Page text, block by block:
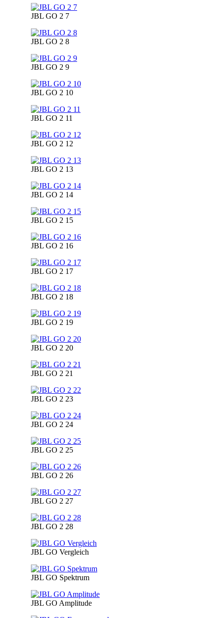
JBL GO 2 7
JBL GO 2 8
JBL GO 2 9
JBL GO 2 10
JBL GO 2 11
JBL GO 2 12
JBL GO 2 13
JBL GO 2 14
JBL GO 2 15
JBL GO 2 16
JBL GO 2 17
JBL GO 2 18
JBL GO 2 19
JBL GO 2 20
JBL GO 2 21
JBL GO 2 23
JBL GO 2 24
JBL GO 2 25
JBL GO 2 26
JBL GO 2 27
JBL GO 2 28
JBL GO Vergleich
JBL GO Spektrum
JBL GO Amplitude